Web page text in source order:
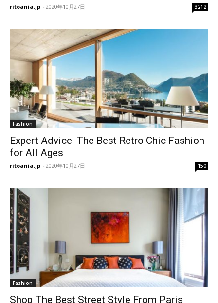
ritoania.jp - 2020年10月27日 3212
Fashion
Expert Advice: The Best Retro Chic Fashion
for All Ages
ritoania.jp - 2020年10月27日 150
Fashion
Shop The Best Street Style From Paris